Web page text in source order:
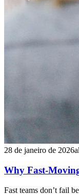
28 de janeiro de 2026
Why Fast-
Fast teams don’t fail